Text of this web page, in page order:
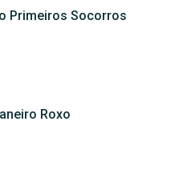
Primeiros Socorros
Roxo